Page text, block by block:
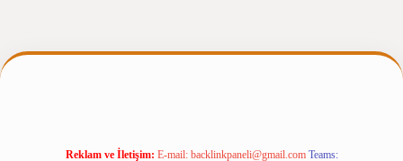
Reklam ve İletişim: E-mail: backlinkpaneli@gmail.com Teams: